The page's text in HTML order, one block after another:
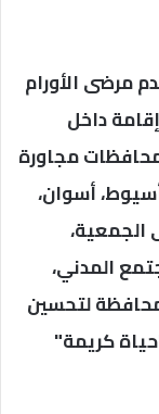
مرضى الأورام
داخل
الأورام بسوهاج، والذي يخدم 6 محافظات مجاورة
أسيوط، أسوان،
الجمعية،
المدني،
لتحسين
كريمة"